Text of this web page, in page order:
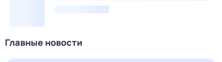
Главные новости